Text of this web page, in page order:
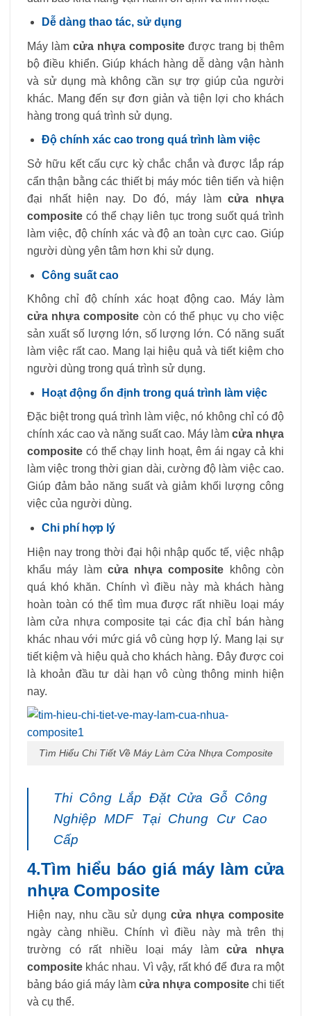
Dễ dàng thao tác, sử dụng
Máy làm cửa nhựa composite được trang bị thêm
bộ điều khiển. Giúp khách hàng dễ dàng vận hành
và sử dụng mà không cần sự trợ giúp của người
khác. Mang đến sự đơn giản và tiện lợi cho khách
hàng trong quá trình sử dụng.
Độ chính xác cao trong quá trình làm việc
Sở hữu kết cấu cực kỳ chắc chắn và được lắp ráp
cẩn thận bằng các thiết bị máy móc tiên tiến và hiện
đại nhất hiện nay. Do đó, máy làmcửa nhựa
composite có thể chạy liên tục trong suốt quá trình
làm việc, độ chính xác và độ an toàn cực cao. Giúp
người dùng yên tâm hơn khi sử dụng.
Công suất cao
Không chỉ độ chính xác hoạt động cao. Máy làm
cửa nhựa composite còn có thể phục vụ cho việc
sản xuất số lượng lớn, số lượng lớn. Có năng suất
làm việc rất cao. Mang lại hiệu quả và tiết kiệm cho
người dùng trong quá trình sử dụng.
Hoạt động ổn định trong quá trình làm việc
Đặc biệt trong quá trình làm việc, nó không chỉ có độ
chính xác cao và năng suất cao. Máy làm cửa nhựa
composite có thể chạy linh hoạt, êm ái ngay cả khi
làm việc trong thời gian dài, cường độ làm việc cao.
Giúp đảm bảo năng suất và giảm khối lượng công
việc của người dùng.
Chi phí hợp lý
Hiện nay trong thời đại hội nhập quốc tế, việc nhập
khẩu máy làm cửa nhựa composite không còn
quá khó khăn. Chính vì điều này mà khách hàng
hoàn toàn có thể tìm mua được rất nhiều loại máy
làm cửa nhựa composite tại các địa chỉ bán hàng
khác nhau với mức giá vô cùng hợp lý. Mang lại sự
tiết kiệm và hiệu quả cho khách hàng. Đây được coi
là khoản đầu tư dài hạn vô cùng thông minh hiện
nay.
Tìm Hiểu Chi Tiết Về Máy Làm Cửa Nhựa Composite
Thi Công Lắp Đặt Cửa Gỗ Công
Nghiệp MDF Tại Chung Cư Cao
Cấp
4.Tìm hiểu báo giá máy làm cửa
nhựa Composite
Hiện nay, nhu cầu sử dụng cửa nhựa composite
ngày càng nhiều. Chính vì điều này mà trên thị
trường có rất nhiều loại máy làmcửa nhựa
composite khác nhau. Vì vậy, rất khó để đưa ra một
bảng báo giá máy làm cửa nhựa composite chi tiết
và cụ thể.